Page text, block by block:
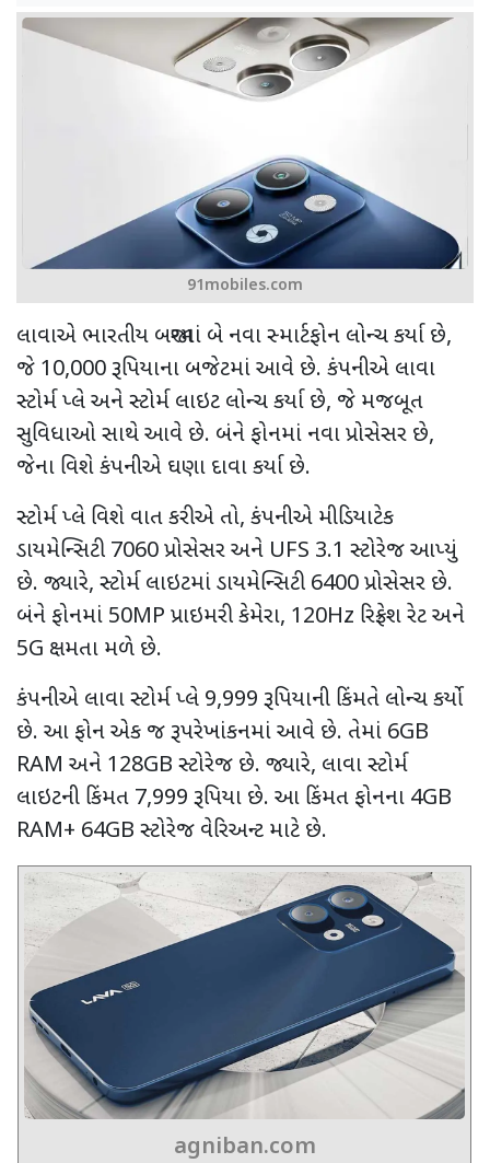
91mobiles.com
લાવાએ ભારતીય બજારમાં બે નવા સ્માર્ટફોન લોન્ચ કર્યા છે,
જે 10,000રૂપિયાના બજેટમાં આવે છે. કંપનીએ લાવા
સ્ટોર્મ પ્લે અને સ્ટોર્મ લાઇટ લોન્ચ કર્યા છે, જે મજબૂત
સુવિધાઓ સાથે આવે છે. બંને ફોનમાં નવા પ્રોસેસર છે,
જેના વિશે કંપનીએ ઘણા દાવા કર્યા છે.
સ્ટોર્મ પ્લે વિશે વાત કરીએ તો, કંપનીએ મીડિયાટેક
ડાયમેન્સિટી 7060પ્રોસેસર અને UFS 3.1 સ્ટોરેજ આપ્યું
છે. જ્યારે, સ્ટોર્મ લાઇટમાં ડાયમેન્સિટી 6400પ્રોસેસર છે.
બંને ફોનમાં 50MP પ્રાઇમરી કેમેરા, 120Hz રિફ્રેશ રેટ અને
5G ક્ષમતા મળે છે.
કંપનીએ લાવા સ્ટોર્મ પ્લે 9,999 રૂપિયાની કિંમતે લોન્ચ કર્યો
છે. આ ફોન એક જ રૂપરેખાંકનમાં આવે છે. તેમાં 6GB
RAM અને 128GB સ્ટોરેજ છે. જ્યારે, લાવા સ્ટોર્મ
લાઇટની કિંમત 7,999 રૂપિયા છે. આ કિંમત ફોનના 4GB
RAM+ 64GB સ્ટોરેજ વેરિઅન્ટ માટે છે.
agniban.com